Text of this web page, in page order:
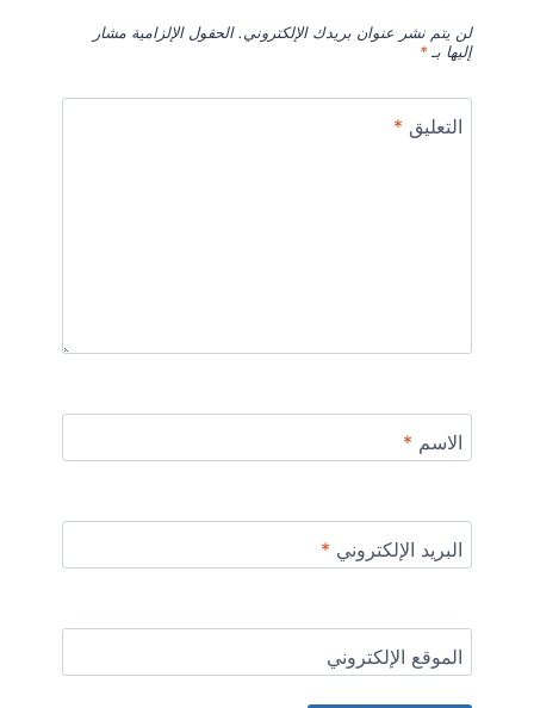
لن يتم نشر عنوان بريدك الإلكتروني. الحقول الإلزامية مشار
إليها بـ*
التعليق *
الاسم *
البريد الإلكتروني *
الموقع الإلكتروني